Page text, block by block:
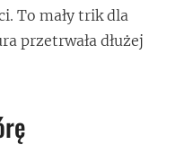
To mały trik dla
przetrwała dłużej